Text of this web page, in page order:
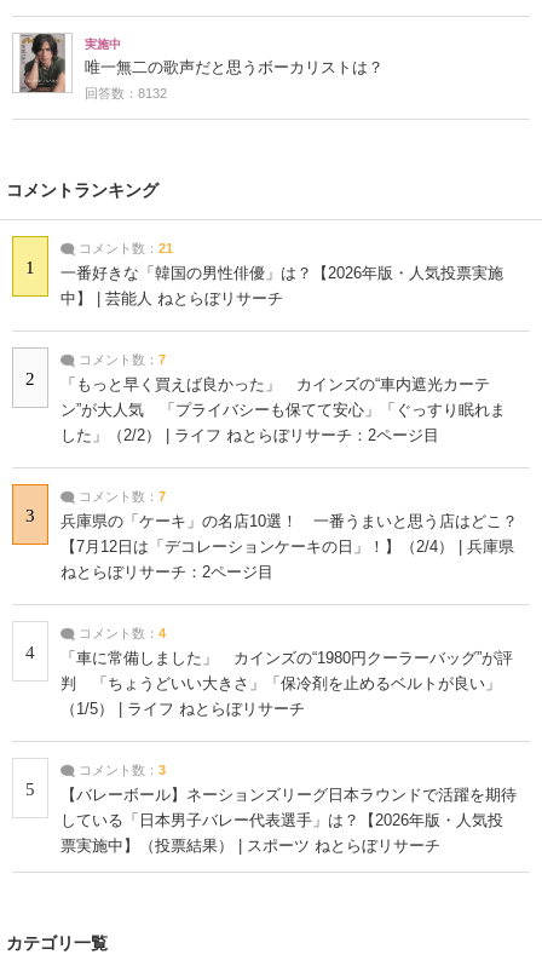
実施中
唯一無二の歌声だと思うボーカリストは？
回答数：8132
コメントランキング
1
コメント数： 21
一番好きな「韓国の男性俳優」は？【2026年版・人気投票実施
中】 | 芸能人 ねとらぼリサーチ
2
コメント数： 7
「もっと早く買えば良かった」 カインズの“車内遮光カーテ
ン”が大人気 「プライバシーも保てて安心」「ぐっすり眠れま
した」（2/2） | ライフ ねとらぼリサーチ：2ページ目
3
コメント数： 7
兵庫県の「ケーキ」の名店10選！ 一番うまいと思う店はどこ？
【7月12日は「デコレーションケーキの日」！】（2/4） | 兵庫県
ねとらぼリサーチ：2ページ目
4
コメント数： 4
「車に常備しました」 カインズの“1980円クーラーバッグ”が評
判 「ちょうどいい大きさ」「保冷剤を止めるベルトが良い」
（1/5） | ライフ ねとらぼリサーチ
5
コメント数： 3
【バレーボール】ネーションズリーグ日本ラウンドで活躍を期待
している「日本男子バレー代表選手」は？【2026年版・人気投
票実施中】（投票結果） | スポーツ ねとらぼリサーチ
カテゴリ一覧